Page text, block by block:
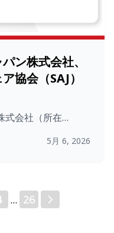
ン株式会社、
協会（SAJ）
式会社（所在…
5月 6, 2026
… 26